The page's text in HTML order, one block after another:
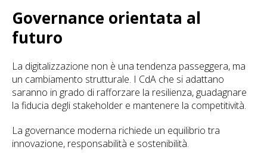
Governance orientata al
futuro
La digitalizzazione non è una tendenza passeggera, ma
un cambiamento strutturale. I CdA che si adattano
saranno in grado di rafforzare la resilienza, guadagnare
la fiducia degli stakeholder e mantenere la competitività.
La governance moderna richiede un equilibrio tra
innovazione, responsabilità e sostenibilità.